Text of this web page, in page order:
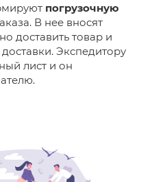
погрузочную
В нее вносят
доставить товар и
Экспедитору
лист и он